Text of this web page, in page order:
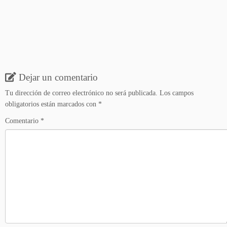
Dejar un comentario
Tu dirección de correo electrónico no será publicada. Los campos
obligatorios están marcados con *
Comentario *